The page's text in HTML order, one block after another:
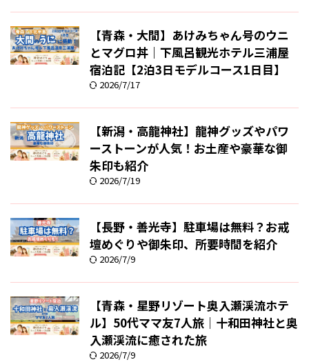
【青森・大間】あけみちゃん号のウニ
とマグロ丼｜下風呂観光ホテル三浦屋
宿泊記【2泊3日モデルコース1日目】
2026/7/17
【新潟・高龍神社】龍神グッズやパワ
ーストーンが人気！お土産や豪華な御
朱印も紹介
2026/7/19
【長野・善光寺】駐車場は無料？お戒
壇めぐりや御朱印、所要時間を紹介
2026/7/9
【青森・星野リゾート奥入瀬渓流ホテ
ル】50代ママ友7人旅｜十和田神社と奥
入瀬渓流に癒された旅
2026/7/9